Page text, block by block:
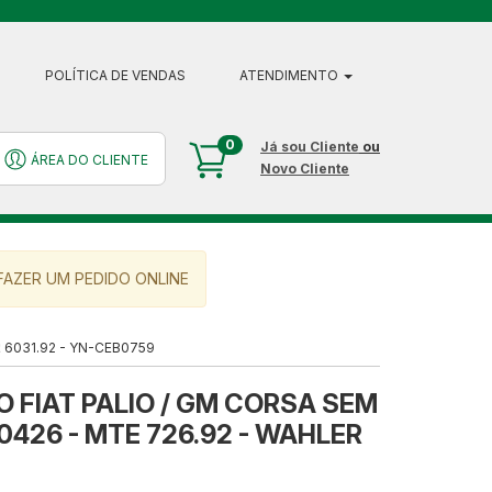
POLÍTICA DE VENDAS ATENDIMENTO
ÁREA DO CLIENTE
0 Já sou Cliente ou
Novo Cliente
UM PEDIDO ONLINE
6031.92 - YN-CEB0759
FIAT PALIO / GM CORSA SEM
- MTE 726.92 - WAHLER